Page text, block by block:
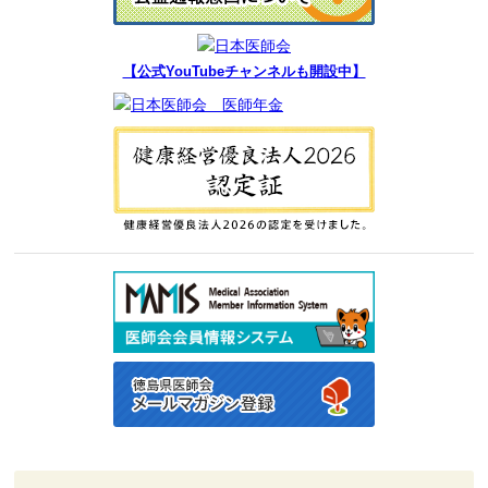
【公式YouTubeチャンネルも開設中】